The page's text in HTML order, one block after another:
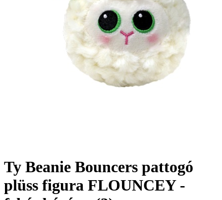
Ty Beanie Bouncers pattogó
plüss figura FLOUNCEY -